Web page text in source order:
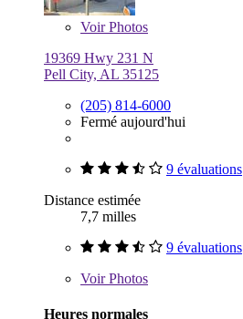
VoirPhotos
19369 Hwy 231 N
Pell City, AL 35125
(205) 814-6000
Fermé aujourd'hui
9 évaluations
Distance estimée
7,7 milles
9 évaluations
VoirPhotos
Heures normales